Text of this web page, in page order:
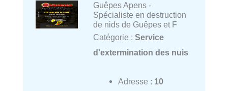
Guêpes Apens -
Spécialiste en destruction
de nids de Guêpes et F
Catégorie : Service
d'extermination des nuis
Adresse : 10